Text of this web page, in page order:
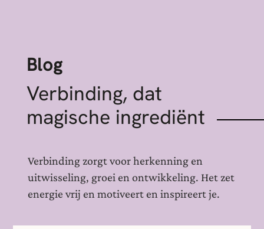
Blog
Verbinding, dat
magische ingrediënt
Verbinding zorgt voor herkenning en
uitwisseling, groei en ontwikkeling. Het zet
energie vrij en motiveert en inspireert je.